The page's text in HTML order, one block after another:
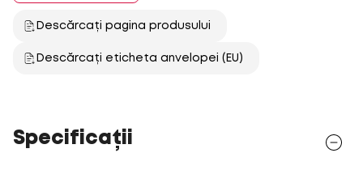
Descărcați pagina produsului
Descărcați eticheta anvelopei (EU)
Specificații